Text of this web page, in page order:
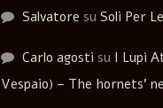
Salvatore su Soli Per
Carlo agosti su I Lupi
Vespaio) – The hornets’